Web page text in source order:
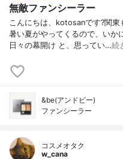
無敵ファンシーラー
こんにちは、kotosanです?関
暑い夏がやってくるので、いか
日々の幕開け と、思ってい…続
&be(アンドビー)
ファンシーラー
コスメオタク
w_cana